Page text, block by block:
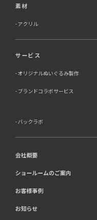
素材
アクリル
サービス
オリジナルぬいぐるみ製作
ブランドコラボサービス
バックラボ
会社概要
ショールームのご案内
お客様事例
お知らせ